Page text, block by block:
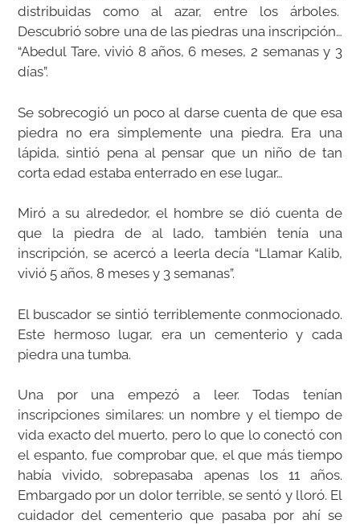
distribuidas como al azar, entre los árboles.
Descubrió sobre una de las piedras una inscripción…
“Abedul Tare, vivió 8 años, 6 meses, 2 semanas y 3
días”.
Se sobrecogió un poco al darse cuenta de que esa
piedra no era simplemente una piedra. Era una
lápida, sintió pena al pensar que un niño de tan
corta edad estaba enterrado en ese lugar…
Miró a su alrededor, el hombre se dió cuenta de
que la piedra de al lado, también tenía una
inscripción, se acercó a leerla decía “Llamar Kalib,
vivió 5 años, 8 meses y 3 semanas”.
El buscador se sintió terriblemente conmocionado.
Este hermoso lugar, era un cementerio y cada
piedra una tumba.
Una por una empezó a leer. Todas tenían
inscripciones similares: un nombre y el tiempo de
vida exacto del muerto, pero lo que lo conectó con
el espanto, fue comprobar que, el que más tiempo
había vivido, sobrepasaba apenas los 11 años.
Embargado por un dolor terrible, se sentó y lloró. El
cuidador del cementerio que pasaba por ahí se